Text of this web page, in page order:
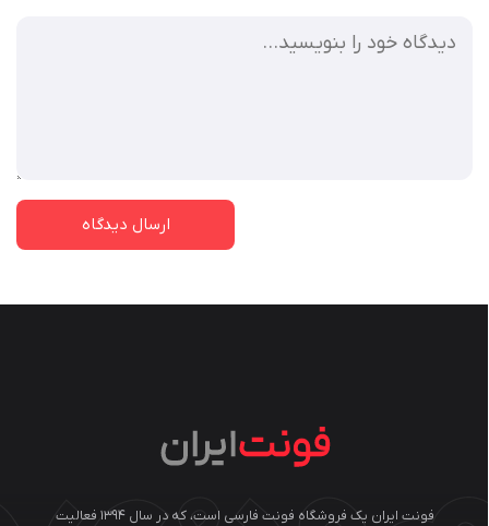
فونت ایران یک فروشگاه فونت فارسی است، که در سال ۱۳۹۴ فعالیت